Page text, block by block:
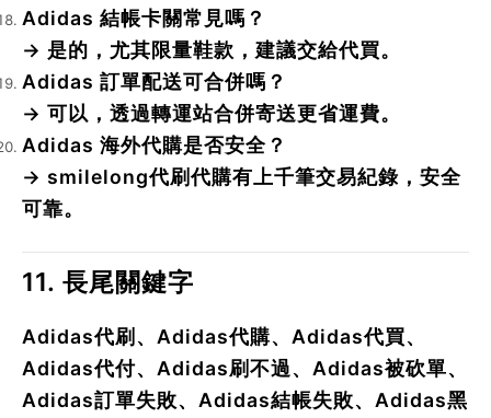
Adidas 結帳卡關常見嗎？
→ 是的，尤其限量鞋款，建議交給代買。
Adidas 訂單配送可合併嗎？
→ 可以，透過轉運站合併寄送更省運費。
Adidas 海外代購是否安全？
→ smilelong代刷代購有上千筆交易紀錄，安全
可靠。
11. 長尾關鍵字
Adidas代刷、Adidas代購、Adidas代買、
Adidas代付、Adidas刷不過、Adidas被砍單、
Adidas訂單失敗、Adidas結帳失敗、Adidas黑